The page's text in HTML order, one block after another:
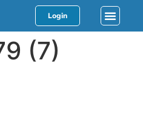
Login
(7)